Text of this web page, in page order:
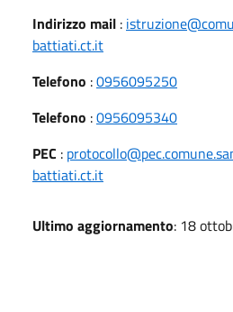
Indirizzo mail :
battiati.ct.it
Telefono :0956095250
Telefono :0956095340
PEC :
battiati.ct.it
Ultimo aggiornamento: 18